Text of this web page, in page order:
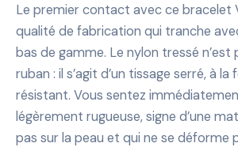
Le premier contact avec ce bracelet
qualité de fabrication qui tranche
bas de gamme. Le nylon tressé n’est
ruban : il s’agit d’un tissage serré, à
résistant. Vous sentez
légèrement rugueuse, signe d’une
pas sur la peau et qui ne se déforme